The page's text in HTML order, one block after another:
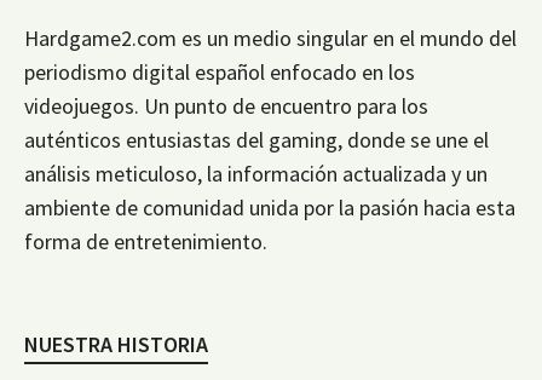
Hardgame2.com es un medio singular en el mundo del
periodismo digital español enfocado en los
videojuegos. Un punto de encuentro para los
auténticos entusiastas del gaming, donde se une el
análisis meticuloso, la información actualizada y un
ambiente de comunidad unida por la pasión hacia esta
forma de entretenimiento.
NUESTRA HISTORIA